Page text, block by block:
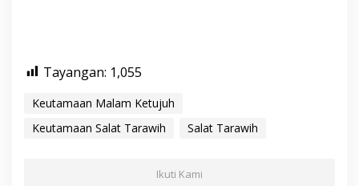
Tayangan: 1,055
Keutamaan Malam Ketujuh
Keutamaan Salat Tarawih
Salat Tarawih
Ikuti Kami